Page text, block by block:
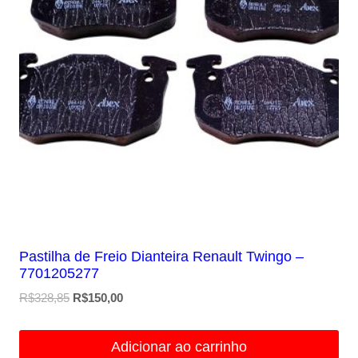
Pastilha de Freio Dianteira Renault Twingo –
7701205277
R$328,85 O
R$150,00O
é:
Adicionar ao carrinho